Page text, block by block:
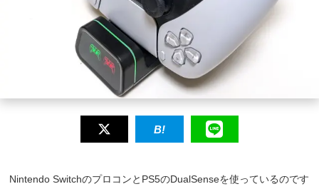
Nintendo SwitchのプロコンとPS5のDualSenseを使っているのです